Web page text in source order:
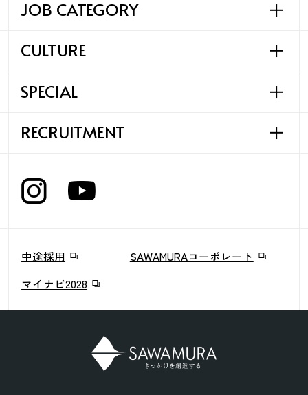
SAWAMURAの哲学
SAWAMURAの実績
びわ湖テラス
リーフワークス様
Rin Takashima
JOB CATEGORY
SAWAMURAの仕事
施工管理職
法人設計職
CULTURE
働く環境
SPECIAL
SAWAMURAの考える
RECRUITMENT
採用情報
EVENT & NEWS
中途採用
SAWAMURAコーポレート
マイナビ2028